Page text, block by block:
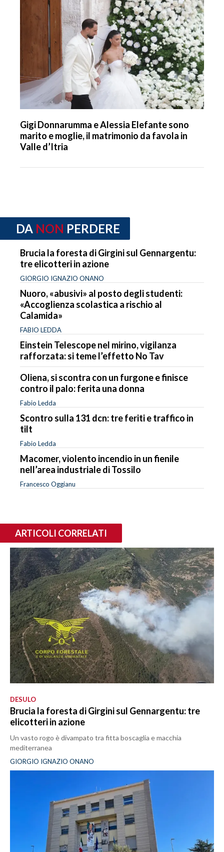
Gigi Donnarumma e Alessia Elefante sono
marito e moglie, il matrimonio da favola in
Valle d’Itria
DA NON PERDERE
Brucia la foresta di Girgini sul Gennargentu:
tre elicotteri in azione
GIORGIO IGNAZIO ONANO
Nuoro, «abusivi» al posto degli studenti:
«Accoglienza scolastica a rischio al
Calamida»
FABIO LEDDA
Einstein Telescope nel mirino, vigilanza
rafforzata: si teme l’effetto No Tav
Oliena, si scontra con un furgone e finisce
contro il palo: ferita una donna
Fabio Ledda
Scontro sulla 131 dcn: tre feriti e traffico in
tilt
Fabio Ledda
Macomer, violento incendio in un fienile
nell’area industriale di Tossilo
Francesco Oggianu
ARTICOLI CORRELATI
DESULO
Brucia la foresta di Girgini sul Gennargentu: tre
elicotteri in azione
Un vasto rogo è divampato tra fitta boscaglia e macchia
mediterranea
GIORGIO IGNAZIO ONANO